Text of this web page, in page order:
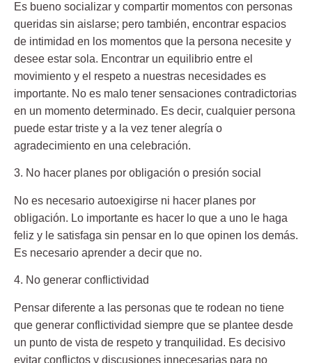
Es bueno socializar y compartir momentos con personas
queridas sin aislarse; pero también, encontrar espacios
de intimidad en los momentos que la persona necesite y
desee estar sola. Encontrar un equilibrio entre el
movimiento y el respeto a nuestras necesidades es
importante. No es malo tener sensaciones contradictorias
en un momento determinado. Es decir, cualquier persona
puede estar triste y a la vez tener alegría o
agradecimiento en una celebración.
3. No hacer planes por obligación o presión social
No es necesario autoexigirse ni hacer planes por
obligación. Lo importante es hacer lo que a uno le haga
feliz y le satisfaga sin pensar en lo que opinen los demás.
Es necesario aprender a decir que no.
4. No generar conflictividad
Pensar diferente a las personas que te rodean no tiene
que generar conflictividad siempre que se plantee desde
un punto de vista de respeto y tranquilidad. Es decisivo
evitar conflictos y discusiones innecesarias para no